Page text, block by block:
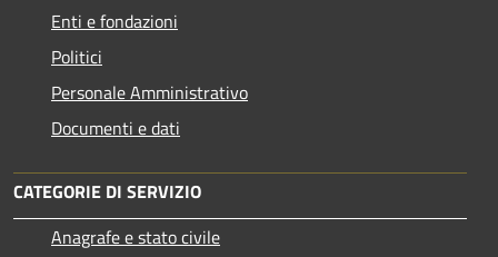
Enti e fondazioni
Politici
Personale Amministrativo
Documenti e dati
CATEGORIE DI SERVIZIO
Anagrafe e stato civile